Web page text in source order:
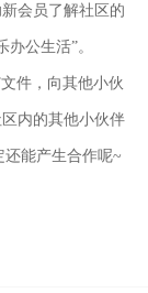
会员了解社区的
公生活”。
件，向其他小伙
内的其他小伙伴
能产生合作呢~